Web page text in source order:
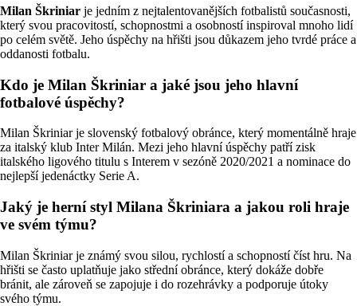
Milan Škriniar je jedním z nejtalentovanějších fotbalistů současnosti,
který svou pracovitostí, schopnostmi a osobností inspiroval mnoho lidí
po celém světě. Jeho úspěchy na hřišti jsou důkazem jeho tvrdé práce a
oddanosti fotbalu.
Kdo je Milan Škriniar a jaké jsou jeho hlavní
fotbalové úspěchy?
Milan Škriniar je slovenský fotbalový obránce, který momentálně hraje
za italský klub Inter Milán. Mezi jeho hlavní úspěchy patří zisk
italského ligového titulu s Interem v sezóně 2020/2021 a nominace do
nejlepší jedenáctky Serie A.
Jaký je herní styl Milana Škriniara a jakou roli hraje
ve svém týmu?
Milan Škriniar je známý svou silou, rychlostí a schopností číst hru. Na
hřišti se často uplatňuje jako střední obránce, který dokáže dobře
bránit, ale zároveň se zapojuje i do rozehrávky a podporuje útoky
svého týmu.